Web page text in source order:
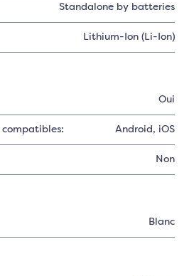
Standalone by batteries
Lithium-Ion (Li-Ion)
Oui
Android , iOS
Non
Blanc